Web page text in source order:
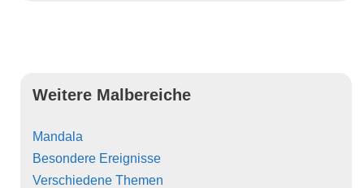
Weitere Malbereiche
Mandala
Besondere Ereignisse
Verschiedene Themen